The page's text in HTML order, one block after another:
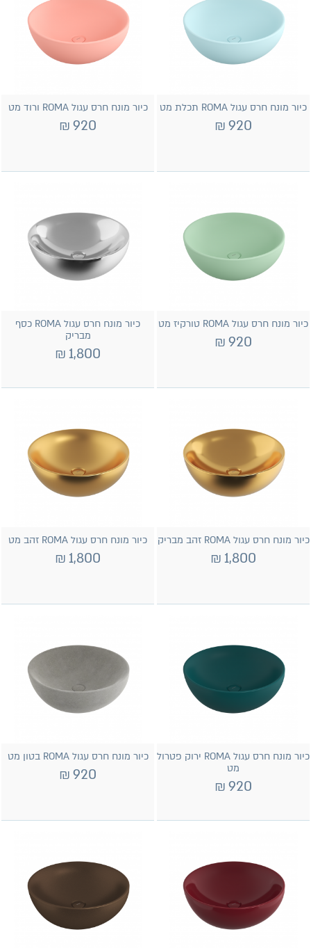
כיור מונח חרס עגול ROMA תכלת מט
920
₪
כיור מונח חרס עגול ROMA ורוד מט
920
₪
כיור מונח חרס עגול ROMA טורקיז מט
920
₪
כיור מונח חרס עגול ROMA כסף
מבריק
1,800
₪
כיור מונח חרס עגול ROMA זהב מבריק
1,800
₪
כיור מונח חרס עגול ROMA זהב מט
1,800
₪
כיור מונח חרס עגול ROMA ירוק פטרול
מט
920
₪
כיור מונח חרס עגול ROMA בטון מט
920
₪